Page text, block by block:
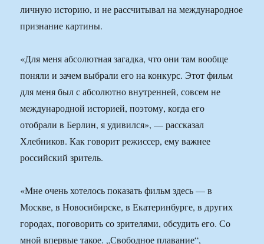
личную историю, и не рассчитывал на международное
признание картины.
«Для меня абсолютная загадка, что они там вообще
поняли и зачем выбрали его на конкурс. Этот фильм
для меня был с абсолютно внутренней, совсем не
международной историей, поэтому, когда его
отобрали в Берлин, я удивился», — рассказал
Хлебников. Как говорит режиссер, ему важнее
российский зритель.
«Мне очень хотелось показать фильм здесь — в
Москве, в Новосибирске, в Екатеринбурге, в других
городах, поговорить со зрителями, обсудить его. Со
мной впервые такое. „Свободное плавание“,